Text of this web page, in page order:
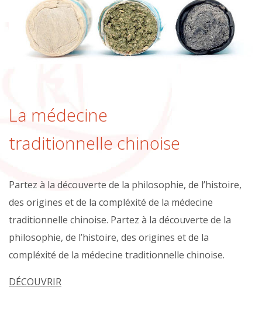
soigner
avec
les
La médecine
traditionnelle chinoise
Partez à la découverte de la philosophie, de l’histoire,
des origines et de la compléxité de la médecine
traditionnelle chinoise. Partez à la découverte de la
philosophie, de l’histoire, des origines et de la
compléxité de la médecine traditionnelle chinoise.
DÉCOUVRIR